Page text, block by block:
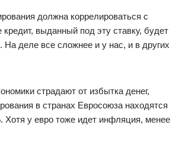
должна коррелироваться с
выданный под эту ставку, будет
деле все сложнее и у нас, и в других
страдают от избытка денег,
в странах Евросоюза находятся
Хотя у евро тоже идет инфляция, менее